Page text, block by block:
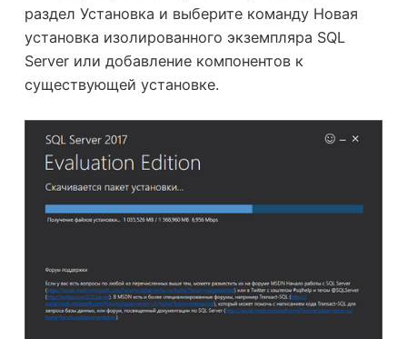
раздел Установка и выберите команду Новая
установка изолированного экземпляра SQL
Server или добавление компонентов к
существующей установке.